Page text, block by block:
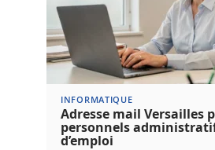
INFORMATIQUE
Adresse mail Versailles
personnels
d’emploi